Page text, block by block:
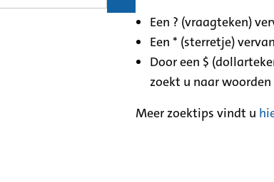
Een ? (vraagteken)
Een * (sterretje)
Door een $
zoekt u naar
Meer zoektips vindt u